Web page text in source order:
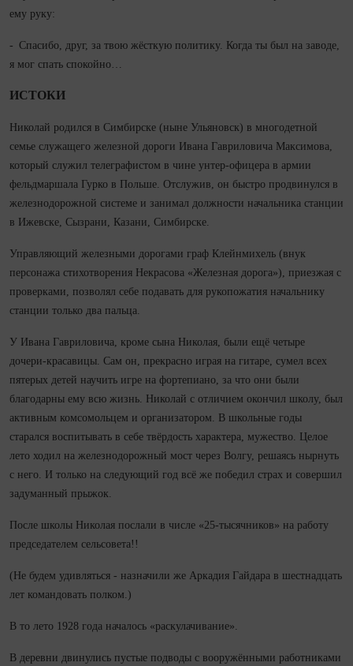
ему руку:
- Спасибо, друг, за твою жёсткую политику. Ко­гда ты был на заводе,
я мог спать спокойно…
ИСТОКИ
Николай родился в Симбирске (ныне Ульяновск) в многодетной
семье­ служащего железной дороги Ивана Гавриловича Максимова,
который служил телеграфистом в чине унтер‑офицера в армии
фельд­маршала Гурко в Польше. Отслужив, он быстро продвинулся в
железнодорожной системе и занимал должности начальника станции
в Ижевске, Сызрани, Казани, Симбирске.
Управляющий железными дорогами граф Клейнмихель (внук
персонажа сти­хотворения Некрасова «Железная дорога»), приезжая с
проверками, позволял себе подавать для рукопожатия начальнику
станции только два пальца.
У Ивана Гавриловича, кроме сына Николая, были ещё четыре
дочери‑красавицы. Сам он, прекрасно играя на гитаре, сумел всех
пятерых детей научить игре на фортепиано, за что они были
благодарны ему всю жизнь. Николай с отличием окончил школу, был
активным комсомольцем и организатором. В школьные годы
старался воспитывать в себе твёрдость характера, мужество. Целое
лето ходил на железнодорожный мост через Волгу, решаясь нырнуть
с него. И только на следующий год всё же победил страх и совершил
задуманный прыжок.
После школы Николая послали в числе «25‑тысячников» на работу
председателем сельсовета!!
(Не будем удивляться - назначили же Аркадия Гайдара в шестна­дцать
лет командовать полком.)
В то лето 1928 года началось «раскулачивание».
В деревни двинулись пустые подводы с вооружёнными работниками